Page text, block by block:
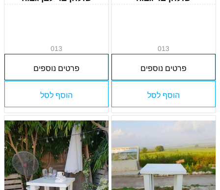
013
פרטים נוספים
הוסף לסל
013
פרטים נוספים
הוסף לסל